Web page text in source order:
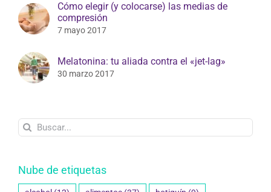
Cómo elegir (y colocarse) las medias de
compresión
7 mayo 2017
Melatonina: tu aliada contra el «jet-lag»
30 marzo 2017
Buscar:
Nube de etiquetas